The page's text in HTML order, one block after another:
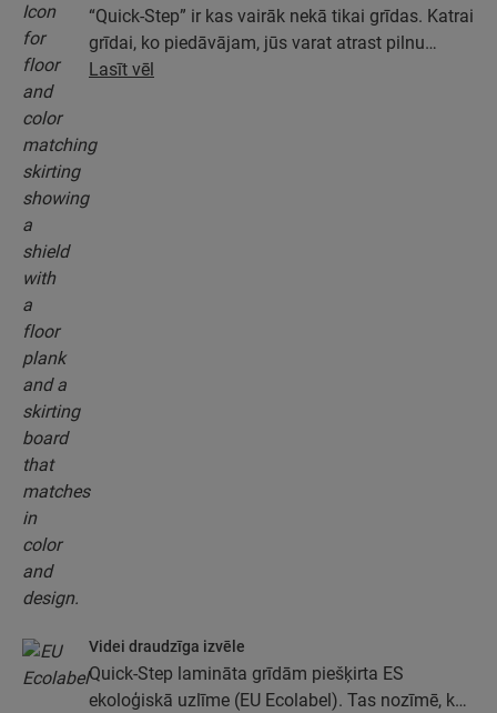
“Quick-Step” ir kas vairāk nekā tikai grīdas. Katrai
grīdai, ko piedāvājam, jūs varat atrast pilnu
piederumu kolekciju, tostarp pamatus, apdares
Lasīt vēl
Videi draudzīga izvēle
Quick-Step lamināta grīdām piešķirta ES
ekoloģiskā uzlīme (EU Ecolabel). Tas nozīmē, ka